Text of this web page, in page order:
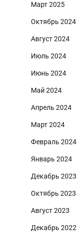
Март 2025
Октябрь 2024
Август 2024
Июль 2024
Июнь 2024
Май 2024
Апрель 2024
Март 2024
Февраль 2024
Январь 2024
Декабрь 2023
Октябрь 2023
Август 2023
Декабрь 2022